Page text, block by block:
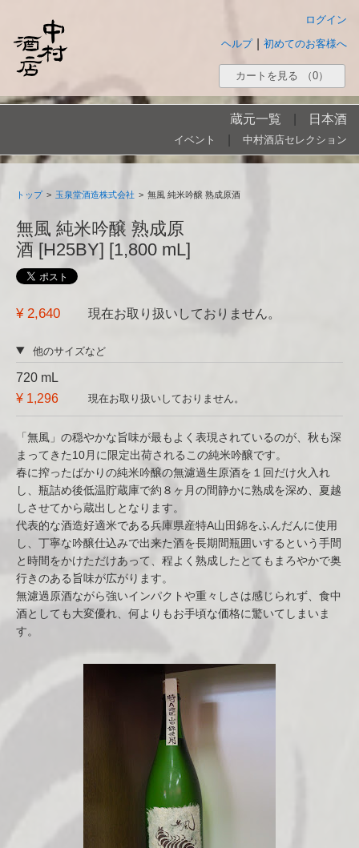
ログイン
初めてのお客様へ
ヘルプ
カートを見る （0）
蔵元一覧 日本酒
イベント 中村酒店セレクション
トップ > 玉泉堂酒造株式会社 > 無風 純米吟醸 熟成原酒
無風 純米吟醸 熟成原
酒 [H25BY] [1,800 mL]
¥ 2,640 現在お取り扱いしておりません。
他のサイズなど
720 mL
¥ 1,296
現在お取り扱いしておりません。
「無風」の穏やかな旨味が最もよく表現されているのが、秋も深
まってきた10月に限定出荷されるこの純米吟醸です。
春に搾ったばかりの純米吟醸の無濾過生原酒を１回だけ火入れ
し、瓶詰め後低温貯蔵庫で約８ヶ月の間静かに熟成を深め、夏越
しさせてから蔵出しとなります。
代表的な酒造好適米である兵庫県産特A山田錦をふんだんに使用
し、丁寧な吟醸仕込みで出来た酒を長期間瓶囲いするという手間
と時間をかけただけあって、程よく熟成したとてもまろやかで奥
行きのある旨味が広がります。
無濾過原酒ながら強いインパクトや重々しさは感じられず、食中
酒としても大変優れ、何よりもお手頃な価格に驚いてしまいま
す。